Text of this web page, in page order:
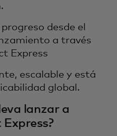
desde el
a través
Express
escalable y está
global.
lanzar a